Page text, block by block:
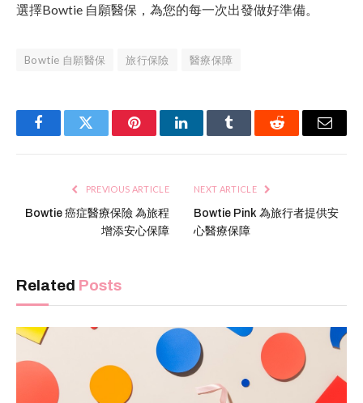
選擇Bowtie 自願醫保，為您的每一次出發做好準備。
Bowtie 自願醫保 旅行保險 醫療保障
FacebookTwitter PinterestLinkedInTumblr Reddit Email
PREVIOUS ARTICLE
Bowtie 癌症醫療保險 為旅程
增添安心保障
NEXT ARTICLE
Bowtie Pink 為旅行者提供安
心醫療保障
Related Posts